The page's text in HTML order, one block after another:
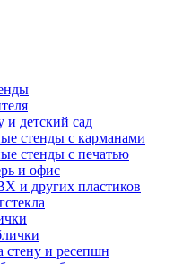
детский сад
стенды с карманами
стенды с печатью
и офис
и других пластиков
стену и ресепшн